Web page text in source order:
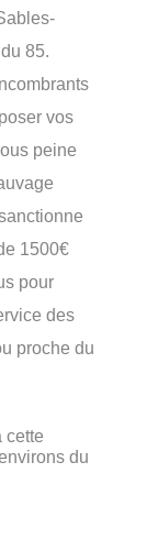
85.
vos
peine
1500€
pour
des
proche du
cette
du